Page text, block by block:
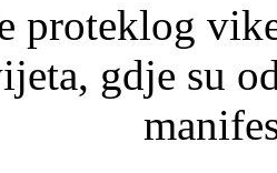
proteklog
gdje su